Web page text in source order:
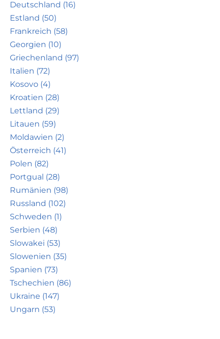
Deutschland (16)
Estland (50)
Frankreich (58)
Georgien (10)
Griechenland (97)
Italien (72)
Kosovo (4)
Kroatien (28)
Lettland (29)
Litauen (59)
Moldawien (2)
Österreich (41)
Polen (82)
Portgual (28)
Rumänien (98)
Russland (102)
Schweden (1)
Serbien (48)
Slowakei (53)
Slowenien (35)
Spanien (73)
Tschechien (86)
Ukraine (147)
Ungarn (53)